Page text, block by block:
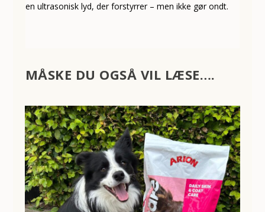
en ultrasonisk lyd, der forstyrrer – men ikke gør ondt.
MÅSKE DU OGSÅ VIL LÆSE….